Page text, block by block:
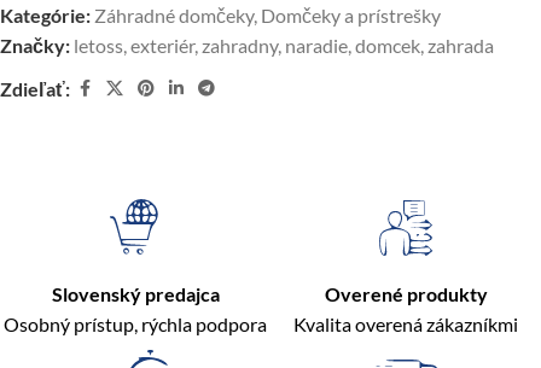
Kategórie: Záhradné domčeky, Domčeky a prístrešky
Značky: letoss,exteriér,zahradny, naradie,domcek,zahrada
Zdieľať:
Slovenský predajca
Osobný prístup, rýchla podpora
Overené produkty
Kvalita overená zákazníkmi